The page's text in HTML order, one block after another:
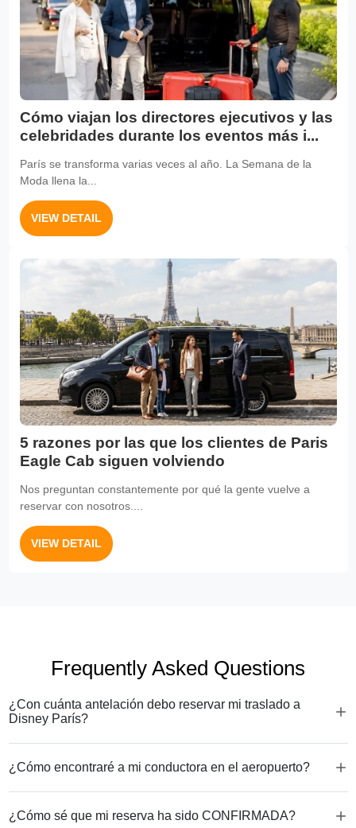
Cómo viajan los directores ejecutivos y las
celebridades durante los eventos más i...
París se transforma varias veces al año. La Semana de la
Moda llena la...
VIEW DETAIL
5 razones por las que los clientes de Paris
Eagle Cab siguen volviendo
Nos preguntan constantemente por qué la gente vuelve a
reservar con nosotros....
VIEW DETAIL
Frequently Asked Questions
¿Con cuánta antelación debo reservar mi traslado a
Disney París?
¿Cómo encontraré a mi conductora en el aeropuerto?
¿Cómo sé que mi reserva ha sido CONFIRMADA?